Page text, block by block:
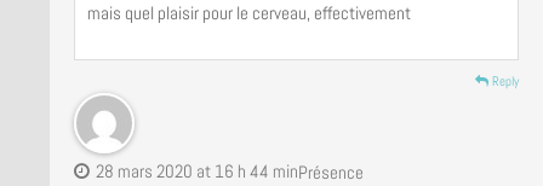
mais quel plaisir pour le cerveau, effectivement
Reply
Présence
28 mars 2020 at 16 h 44 min